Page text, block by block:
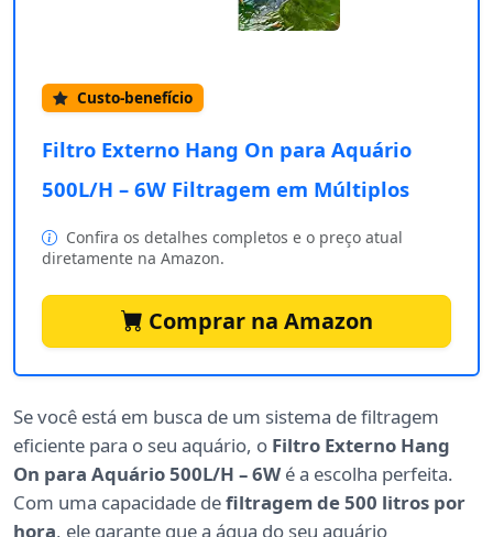
Custo-benefício
Filtro Externo Hang On para Aquário
500L/H – 6W Filtragem em Múltiplos
Confira os detalhes completos e o preço atual
diretamente na Amazon.
Comprar na Amazon
Se você está em busca de um sistema de filtragem
eficiente para o seu aquário, o Filtro Externo Hang
On para Aquário 500L/H – 6W é a escolha perfeita.
Com uma capacidade defiltragem de 500 litros por
hora, ele garante que a água do seu aquário